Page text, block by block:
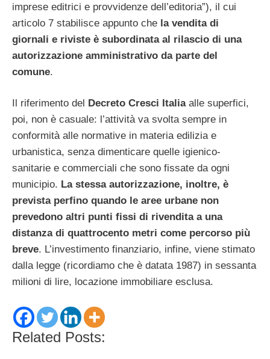
imprese editrici e provvidenze dell’editoria”), il cui
articolo 7 stabilisce appunto che la vendita di
giornali e riviste è subordinata al rilascio di una
autorizzazione amministrativo da parte del
comune.
Il riferimento del Decreto Cresci Italiaalle superfici,
poi, non è casuale: l’attività va svolta sempre in
conformità alle normative in materia edilizia e
urbanistica, senza dimenticare quelle igienico-
sanitarie e commerciali che sono fissate da ogni
municipio. La stessa autorizzazione, inoltre, è
prevista perfino quando le aree urbane non
prevedono altri punti fissi di rivendita a una
distanza di quattrocento metri come percorso più
breve. L’investimento finanziario, infine, viene stimato
dalla legge (ricordiamo che è datata 1987) in sessanta
milioni di lire, locazione immobiliare esclusa.
Related Posts: